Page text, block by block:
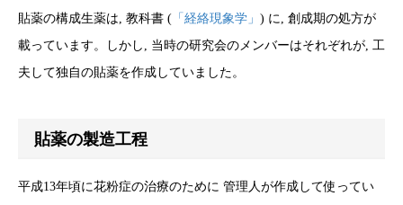
貼薬の構成生薬は, 教科書 ( 「経絡現象学」 ) に, 創成期の処方が
載っています。しかし, 当時の研究会のメンバーはそれぞれが, 工
夫して独自の貼薬を作成していました。
貼薬の製造工程
平成13年頃に花粉症の治療のために 管理人が作成して使ってい